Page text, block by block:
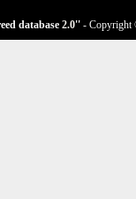
database 2.0'' - Copyright